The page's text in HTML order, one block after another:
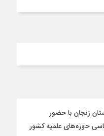
زنجان با حضور
حوزه‌های علمیه کشور